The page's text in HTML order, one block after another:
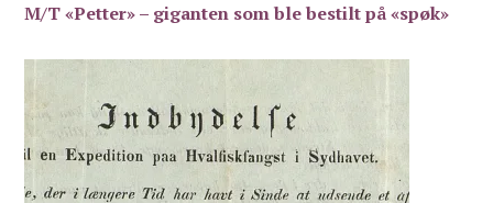
M/T «Petter» – giganten som ble bestilt på «spøk»